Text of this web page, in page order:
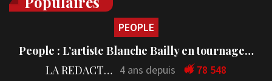
PEOPLE
People : L’artiste Blanche Bailly en tournage…
LA REDACTION 4 ans depuis 78 548